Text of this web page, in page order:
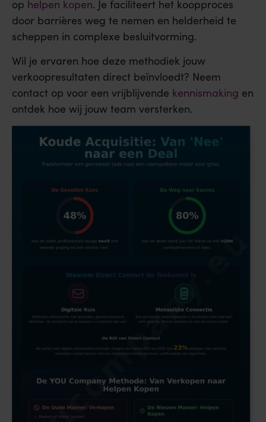
op helpen kopen. Je faciliteert het koopproces
door barrières weg te nemen en helderheid te
scheppen in complexe besluitvorming.
Wil je ervaren hoe deze methodiek jouw
verkoopresultaten direct beïnvloedt? Neem
contact op voor een vrijblijvende kennismaking en
ontdek hoe wij jouw team versterken.